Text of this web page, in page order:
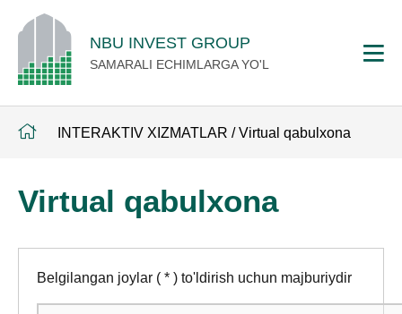
NBU INVEST GROUP
SAMARALI ECHIMLARGA YO'L
INTERAKTIV XIZMATLAR / Virtual qabulxona
Virtual qabulxona
Belgilangan joylar ( * ) to'ldirish uchun majburiydir